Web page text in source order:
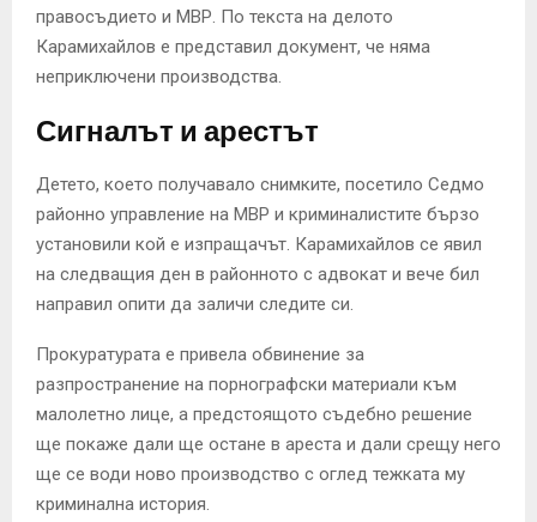
правосъдието и МВР. По текста на делото
Карамихайлов е представил документ, че няма
неприключени производства.
Сигналът и арестът
Детето, което получавало снимките, посетило Седмо
районно управление на МВР и криминалистите бързо
установили кой е изпращачът. Карамихайлов се явил
на следващия ден в районното с адвокат и вече бил
направил опити да заличи следите си.
Прокуратурата е привела обвинение за
разпространение на порнографски материали към
малолетно лице, а предстоящото съдебно решение
ще покаже дали ще остане в ареста и дали срещу него
ще се води ново производство с оглед тежката му
криминална история.